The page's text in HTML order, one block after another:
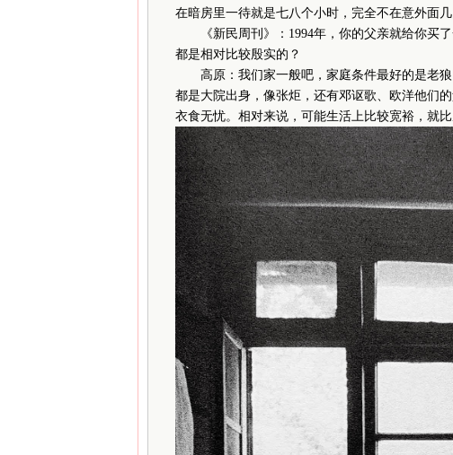
在暗房里一待就是七八个小时，完全不在意外面
《新民周刊》：1994年，你的父亲就给你买了
都是相对比较殷实的？
高原：我们家一般吧，家庭条件最好的是老狼
都是大院出身，像张炬，还有邓讴歌、欧洋他们
衣食无忧。相对来说，可能生活上比较宽裕，就